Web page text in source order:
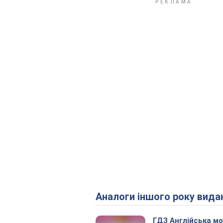
Аналоги іншого року
ГДЗ Англійська